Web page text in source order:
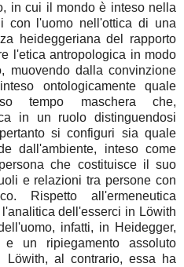
in cui il mondo è inteso nella
con l'uomo nell'ottica di una
heideggeriana del rapporto
l'etica antropologica in modo
muovendo dalla convinzione
ontologicamente quale
tempo maschera che,
in un ruolo distinguendosi
si configuri sia quale
dall'ambiente, inteso come
che costituisce il suo
e relazioni tra persone con
Rispetto all'ermeneutica
dell'esserci in Löwith
infatti, in Heidegger,
un ripiegamento assoluto
al contrario, essa ha